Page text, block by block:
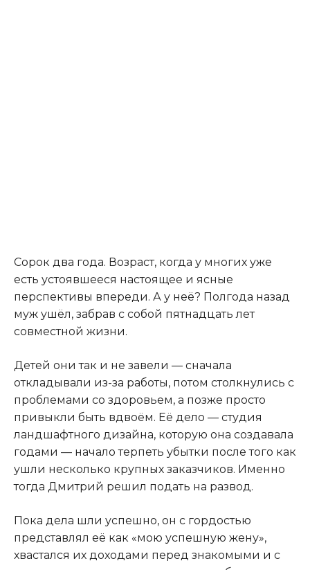
Сорок два года. Возраст, когда у многих уже
есть устоявшееся настоящее и ясные
перспективы впереди. А у неё? Полгода назад
муж ушёл, забрав с собой пятнадцать лет
совместной жизни.
Детей они так и не завели — сначала
откладывали из-за работы, потом столкнулись с
проблемами со здоровьем, а позже просто
привыкли быть вдвоём. Её дело — студия
ландшафтного дизайна, которую она создавала
годами — начало терпеть убытки после того как
ушли несколько крупных заказчиков. Именно
тогда Дмитрий решил подать на развод.
Пока дела шли успешно, он с гордостью
представлял её как «мою успешную жену»,
хвастался их доходами перед знакомыми и с